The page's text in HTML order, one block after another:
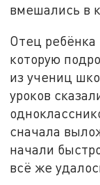
вмешались в
Отец
которую
из учениц
уроков
сначала
начали
всё же